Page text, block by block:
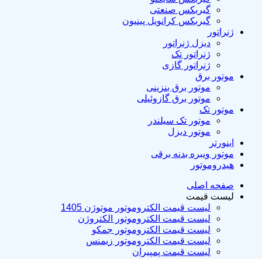
گیربکس صنعتی
گیربکس کرانویل پینیون
ژنراتور
دیزل ژنراتور
ژنراتور تک
ژنراتور گازی
موتور برق
موتور برق بنزینی
موتور برق گازوئیلی
موتور تک
موتور تک سیلندر
موتور دیزل
اینورتر
موتور ویبره بدنه برقی
هیدروموتور
صفحه اصلی
لیست قیمت
لیست قیمت الکتروموتور موتوژن 1405
لیست قیمت الکتروموتور الکتروژن
لیست قیمت الکتروموتور جمکو
لیست قیمت الکتروموتور زیمنس
لیست قیمت پمپیران